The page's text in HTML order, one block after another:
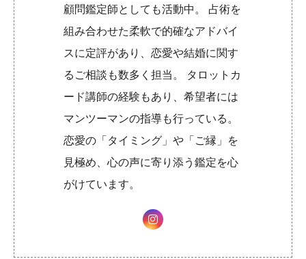
顧問鑑定師としても活動中。 占術を
組み合わせた柔軟で的確なアドバイ
スに定評があり、恋愛や結婚に関す
るご相談も数多く担当。 タロットカ
ード講師の経験もあり、希望者には
マンツーマンの指導も行っている。
恋愛の「タイミング」や「ご縁」を
見極め、心の声に寄り添う鑑定を心
がけています。